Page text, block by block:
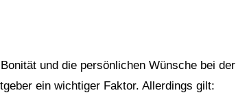
und die persönlichen Wünsche bei der
ein wichtiger Faktor. Allerdings gilt: